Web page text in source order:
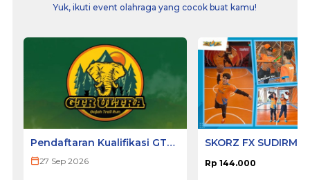
Yuk, ikuti event olahraga yang cocok buat kamu!
Pendaftaran Kualifikasi GTR
ULTRA 2026
27 Sep 2026
SKORZ FX
Rp 144.000